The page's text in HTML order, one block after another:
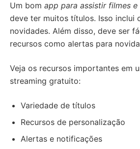
Um bom app para assistir filmes e
deve ter muitos títulos. Isso inclui
novidades. Além disso, deve ser
recursos como alertas para
Veja os recursos importantes em
streaming gratuito:
Variedade de títulos
Recursos de personalização
Alertas e notificações